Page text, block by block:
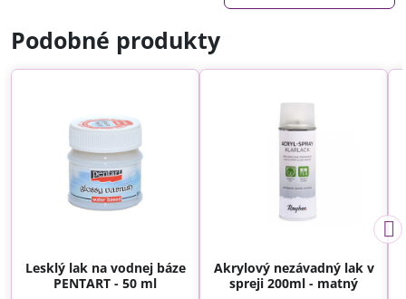
Podobné produkty
Lesklý lak na vodnej báze
PENTART - 50 ml
Akrylový nezávadný lak v
spreji 200ml - matný